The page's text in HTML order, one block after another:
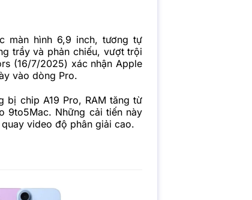
màn hình 6,9 inch, tương tự
trầy và phản chiếu, vượt trội
(16/7/2025) xác nhận Apple
vào dòng Pro.
bị chip A19 Pro, RAM tăng từ
9to5Mac. Những cải tiến này
video độ phân giải cao.